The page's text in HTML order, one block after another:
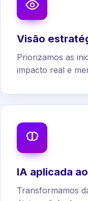
Visão
Priorizamos as
impacto real e
IA aplicada
Transformamos